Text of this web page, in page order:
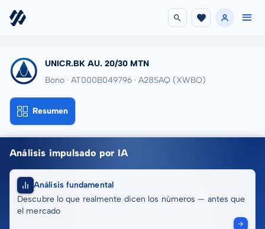
UNICR.BK AU. 20/30 MTN
Bono · AT000B049796 · A28SAQ (XWBO)
Resumen
Análisis impulsado por IA
Análisis fundamental
Descubre lo que realmente dicen los números — antes que
el mercado